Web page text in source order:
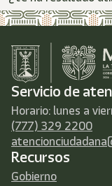
Servicio de
Horario: lunes a
(777) 329 2200
Recursos
Gobierno